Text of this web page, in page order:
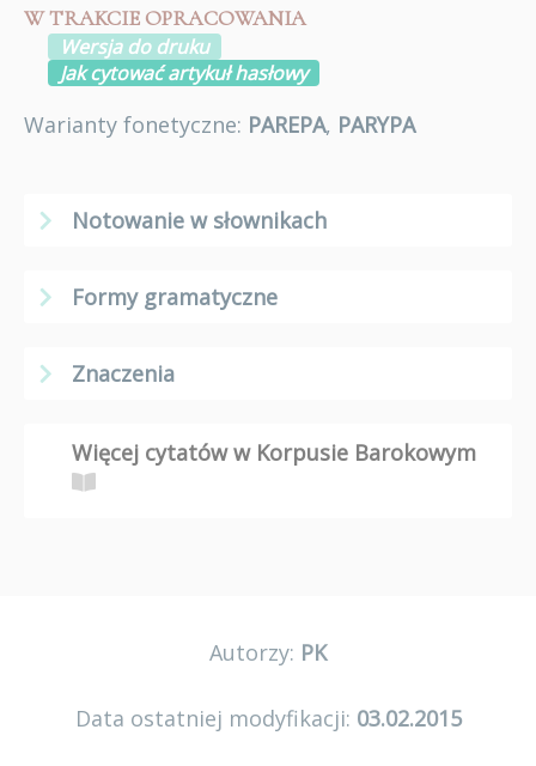
W TRAKCIE OPRACOWANIA
Wersja do druku
Jak cytować artykuł hasłowy
Warianty fonetyczne: PAREPA, PARYPA
Notowanie w słownikach
Formy gramatyczne
Znaczenia
Więcej cytatów w Korpusie Barokowym
Autorzy: PK
Data ostatniej modyfikacji: 03.02.2015